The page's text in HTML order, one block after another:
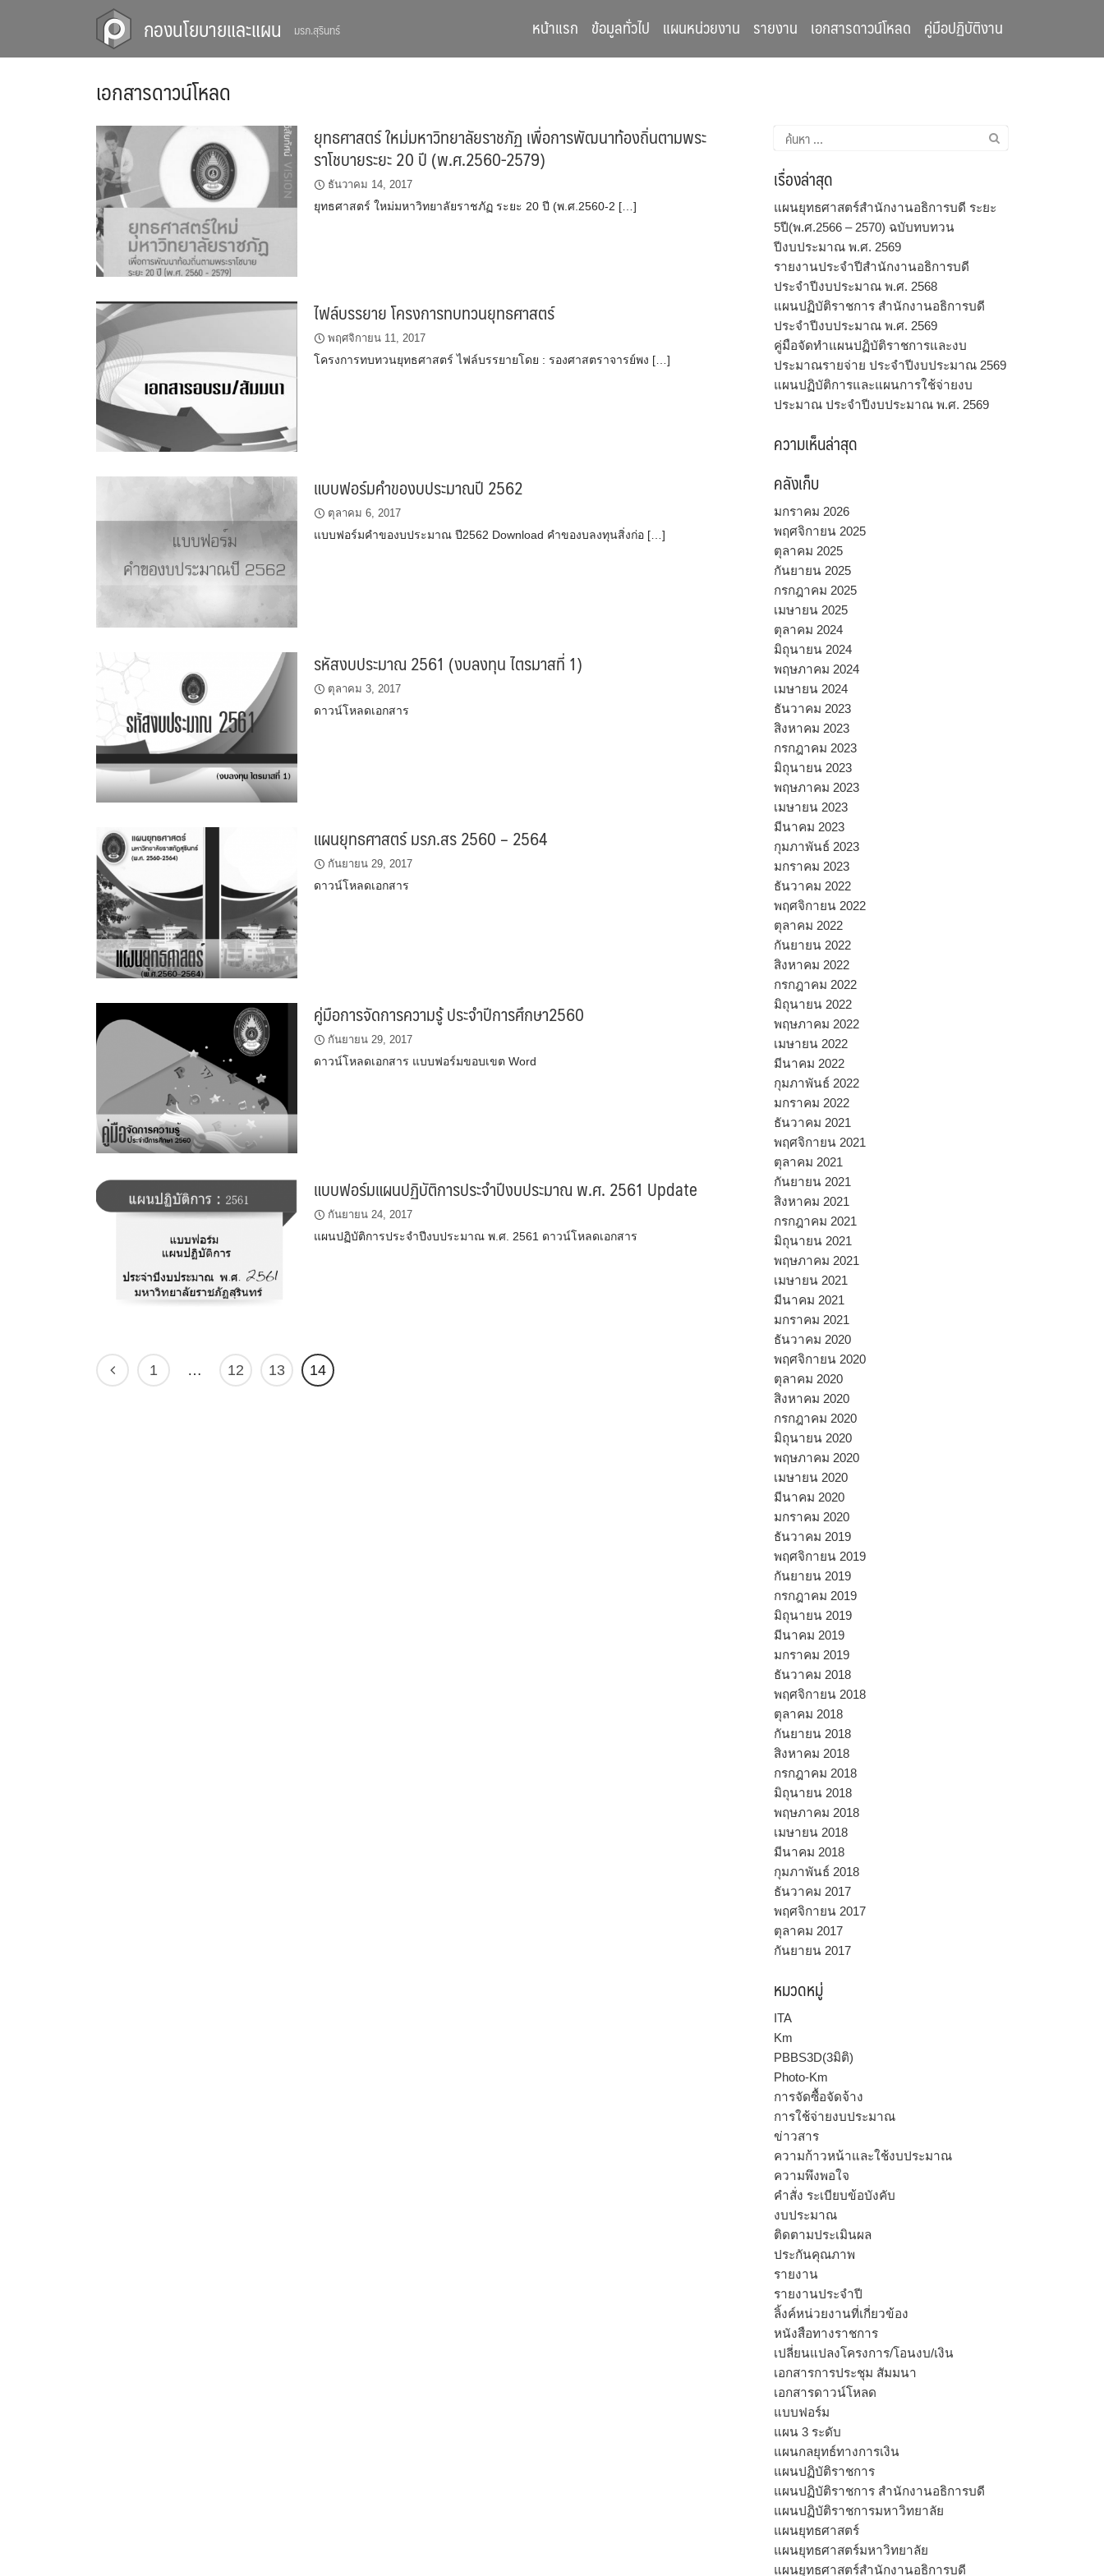
กองนโยบายและแผน มรภ.สุรินทร์ หน้าแรก ข้อมูลทั่วไป แผนหน่วยงาน รายงาน เอกสารดาวน์โหลด คู่มือปฏิบัติงาน
เอกสารดาวน์โหลด
ยุทธศาสตร์ ใหม่มหาวิทยาลัยราชภัฏ เพื่อการพัฒนาท้องถิ่นตามพระ
ราโชบายระยะ 20 ปี (พ.ศ.2560-2579)
ธันวาคม 14, 2017
ยุทธศาสตร์ ใหม่มหาวิทยาลัยราชภัฏ ระยะ 20 ปี (พ.ศ.2560-2 […]
ไฟล์บรรยาย โครงการทบทวนยุทธศาสตร์
พฤศจิกายน 11, 2017
โครงการทบทวนยุทธศาสตร์ ไฟล์บรรยายโดย : รองศาสตราจารย์พง […]
แบบฟอร์มคำของบประมาณปี 2562
ตุลาคม 6, 2017
แบบฟอร์มคำของบประมาณ ปี2562 Download คำของบลงทุนสิ่งก่อ […]
รหัสงบประมาณ 2561 (งบลงทุน ไตรมาสที่ 1)
ตุลาคม 3, 2017
ดาวน์โหลดเอกสาร
แผนยุทธศาสตร์ มรภ.สร 2560 – 2564
กันยายน 29, 2017
ดาวน์โหลดเอกสาร
คู่มือการจัดการความรู้ ประจำปีการศึกษา2560
กันยายน 29, 2017
ดาวน์โหลดเอกสาร แบบฟอร์มขอบเขต Word
แบบฟอร์มแผนปฏิบัติการประจำปีงบประมาณ พ.ศ. 2561 Update
กันยายน 24, 2017
แผนปฏิบัติการประจำปีงบประมาณ พ.ศ. 2561 ดาวน์โหลดเอกสาร
1 … 12 13 14
ค้นหา
สำหรับ:
เรื่องล่าสุด
แผนยุทธศาสตร์สำนักงานอธิการบดี ระยะ
5ปี(พ.ศ.2566 – 2570) ฉบับทบทวน
ปีงบประมาณ พ.ศ. 2569
รายงานประจำปีสำนักงานอธิการบดี
ประจำปีงบประมาณ พ.ศ. 2568
แผนปฏิบัติราชการ สำนักงานอธิการบดี
ประจำปีงบประมาณ พ.ศ. 2569
คู่มือจัดทำแผนปฏิบัติราชการและงบ
ประมาณรายจ่าย ประจำปีงบประมาณ 2569
แผนปฏิบัติการและแผนการใช้จ่ายงบ
ประมาณ ประจำปีงบประมาณ พ.ศ. 2569
ความเห็นล่าสุด
คลังเก็บ
มกราคม 2026
พฤศจิกายน 2025
ตุลาคม 2025
กันยายน 2025
กรกฎาคม 2025
เมษายน 2025
ตุลาคม 2024
มิถุนายน 2024
พฤษภาคม 2024
เมษายน 2024
ธันวาคม 2023
สิงหาคม 2023
กรกฎาคม 2023
มิถุนายน 2023
พฤษภาคม 2023
เมษายน 2023
มีนาคม 2023
กุมภาพันธ์ 2023
มกราคม 2023
ธันวาคม 2022
พฤศจิกายน 2022
ตุลาคม 2022
กันยายน 2022
สิงหาคม 2022
กรกฎาคม 2022
มิถุนายน 2022
พฤษภาคม 2022
เมษายน 2022
มีนาคม 2022
กุมภาพันธ์ 2022
มกราคม 2022
ธันวาคม 2021
พฤศจิกายน 2021
ตุลาคม 2021
กันยายน 2021
สิงหาคม 2021
กรกฎาคม 2021
มิถุนายน 2021
พฤษภาคม 2021
เมษายน 2021
มีนาคม 2021
มกราคม 2021
ธันวาคม 2020
พฤศจิกายน 2020
ตุลาคม 2020
สิงหาคม 2020
กรกฎาคม 2020
มิถุนายน 2020
พฤษภาคม 2020
เมษายน 2020
มีนาคม 2020
มกราคม 2020
ธันวาคม 2019
พฤศจิกายน 2019
กันยายน 2019
กรกฎาคม 2019
มิถุนายน 2019
มีนาคม 2019
มกราคม 2019
ธันวาคม 2018
พฤศจิกายน 2018
ตุลาคม 2018
กันยายน 2018
สิงหาคม 2018
กรกฎาคม 2018
มิถุนายน 2018
พฤษภาคม 2018
เมษายน 2018
มีนาคม 2018
กุมภาพันธ์ 2018
ธันวาคม 2017
พฤศจิกายน 2017
ตุลาคม 2017
กันยายน 2017
หมวดหมู่
ITA
Km
PBBS3D(3มิติ)
Photo-Km
การจัดซื้อจัดจ้าง
การใช้จ่ายงบประมาณ
ข่าวสาร
ความก้าวหน้าและใช้งบประมาณ
ความพึงพอใจ
คำสั่ง ระเบียบข้อบังคับ
งบประมาณ
ติดตามประเมินผล
ประกันคุณภาพ
รายงาน
รายงานประจำปี
ลิ้งค์หน่วยงานที่เกี่ยวข้อง
หนังสือทางราชการ
เปลี่ยนแปลงโครงการ/โอนงบ/เงิน
เอกสารการประชุม สัมมนา
เอกสารดาวน์โหลด
แบบฟอร์ม
แผน 3 ระดับ
แผนกลยุทธ์ทางการเงิน
แผนปฏิบัติราชการ
แผนปฏิบัติราชการ สำนักงานอธิการบดี
แผนปฏิบัติราชการมหาวิทยาลัย
แผนยุทธศาสตร์
แผนยุทธศาสตร์มหาวิทยาลัย
แผนยุทธศาสตร์สำนักงานอธิการบดี